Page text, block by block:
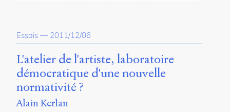
Essais — 2011/12/06
L'atelier de l'artiste, laboratoire
démocratique d'une nouvelle
normativité ?
Alain Kerlan